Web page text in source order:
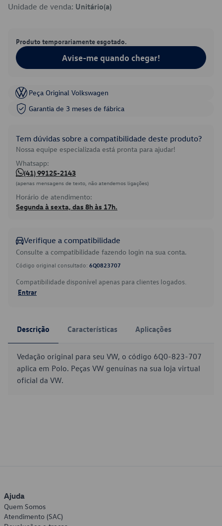
Unidade de venda: Unitário(a)
Produto temporariamente esgotado.
Avise-me quando chegar!
Peça Original Volkswagen
Garantia de 3 meses de fábrica
Tem dúvidas sobre a compatibilidade deste produto?
Nossa equipe especializada está pronta para ajudar!
Whatsapp:
(41) 99125-2143
(apenas mensagens de texto, não atendemos ligações)
Horário de atendimento:
Segunda à sexta, das 8h às 17h.
Verifique a compatibilidade
Consulte a compatibilidade fazendo login na sua conta.
Código original consultado: 6Q0823707
Compatibilidade disponível apenas para clientes logados.
Entrar
Descrição Características Aplicações
Vedação original para seu VW, o código 6Q0-823-707
aplica em Polo. Peças VW genuínas na sua loja virtual
oficial da VW.
Ajuda
Quem Somos
Atendimento (SAC)